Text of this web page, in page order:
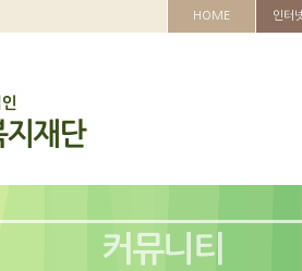
HOME 인터
커뮤니티